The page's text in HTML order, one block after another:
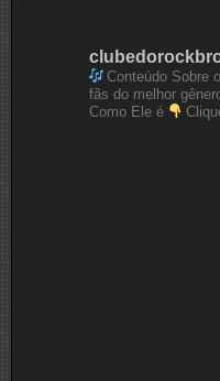
Conteúdo Sobre
fãs do melhor
Como Ele é